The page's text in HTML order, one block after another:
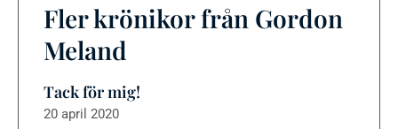
Fler krönikor från Gordon
Meland
Tack för mig!
20 april 2020